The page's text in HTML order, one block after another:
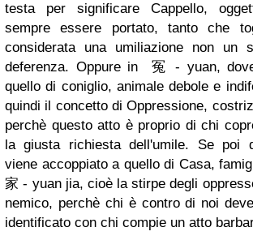
testa per significare Cappello,
sempre essere portato, tanto che
considerata una umiliazione non un
deferenza. Oppure in 冤 - yuan,
quello di coniglio, animale debole e
quindi il concetto di Oppressione,
perchè questo atto è proprio di chi
la giusta richiesta dell'umile. Se poi
viene accoppiato a quello di Casa,
家 - yuan jia, cioè la stirpe degli
nemico, perchè chi è contro di noi
identificato con chi compie un atto